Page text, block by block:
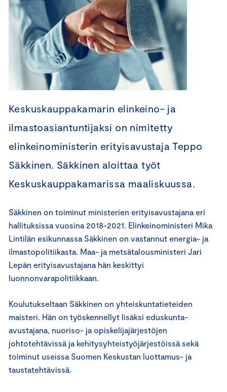
Keskuskauppakamarin elinkeino- ja
ilmastoasiantuntijaksi on nimitetty
elinkeinoministerin erityisavustaja Teppo
Säkkinen. Säkkinen aloittaa työt
Keskuskauppakamarissa maaliskuussa.
Säkkinen on toiminut ministerien erityisavustajana eri
hallituksissa vuosina 2018-2021. Elinkeinoministeri Mika
Lintilän esikunnassa Säkkinen on vastannut energia- ja
ilmastopolitiikasta. Maa- ja metsätalousministeri Jari
Lepän erityisavustajana hän keskittyi
luonnonvarapolitiikkaan.
Koulutukseltaan Säkkinen on yhteiskuntatieteiden
maisteri. Hän on työskennellyt lisäksi eduskunta-
avustajana, nuoriso- ja opiskelijajärjestöjen
johtotehtävissä ja kehitysyhteistyöjärjestöissä sekä
toiminut useissa Suomen Keskustan luottamus- ja
taustatehtävissä.